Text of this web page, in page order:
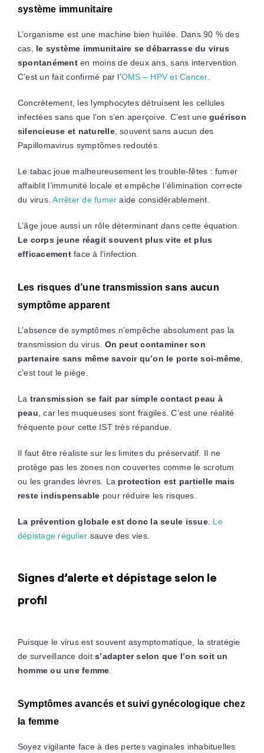
système immunitaire
L’organisme est une machine bien huilée. Dans 90 % des
cas, le système immunitaire se débarrasse du virus
spontanémenten moins de deux ans, sans intervention.
C’est un fait confirmé par l’OMS – HPV et Cancer.
Concrètement, les lymphocytes détruisent les cellules
infectées sans que l’on s’en aperçoive. C’est une guérison
silencieuse et naturelle, souvent sans aucun des
Papillomavirus symptômes redoutés.
Le tabac joue malheureusement les trouble-fêtes : fumer
affaiblit l’immunité locale et empêche l’élimination correcte
du virus.Arrêter de fumer aide considérablement.
L’âge joue aussi un rôle déterminant dans cette équation.
Le corps jeune réagit souvent plus vite et plus
efficacementface à l’infection.
Les risques d’une transmission sans aucun
symptôme apparent
L’absence de symptômes n’empêche absolument pas la
transmission du virus. On peut contaminer son
partenaire sans même savoir qu’on le porte soi-même
c’est tout le piège.
La transmission se fait par simple contact peau à
peau , car les muqueuses sont fragiles. C’est une réalité
fréquente pour cette IST très répandue.
Il faut être réaliste sur les limites du préservatif. Il ne
protège pas les zones non couvertes comme le scrotum
ou les grandes lèvres. La protection est partielle mais
reste indispensable pour réduire les risques.
La prévention globale est donc la seule issue. Le
dépistage régulier sauve des vies.
Signes d’alerte et dépistage selon le
profil
Puisque le virus est souvent asymptomatique, la stratégie
de surveillance doits’adapter selon que l’on soit un
homme ou une femme
Symptômes avancés et suivi gynécologique chez
la femme
Soyez vigilante face à des pertes vaginales inhabituelles